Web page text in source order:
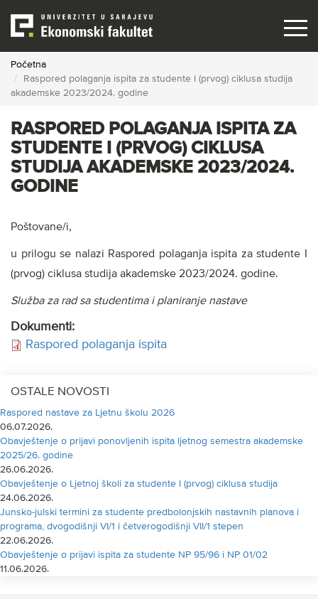
main
content
Početna
Raspored polaganja ispita za studente I (prvog) ciklusa studija
akademske 2023/2024. godine
RASPORED POLAGANJA ISPITA ZA
STUDENTE I (PRVOG) CIKLUSA
STUDIJA AKADEMSKE 2023/2024.
GODINE
Poštovane/i,
u prilogu se nalazi Raspored polaganja ispita za studente I
(prvog) ciklusa studija akademske 2023/2024. godine.
Služba za rad sa studentima i planiranje nastave
Dokumenti:
Raspored polaganja ispita
OSTALE NOVOSTI
Raspored nastave za Ljetnu školu 2026
06.07.2026.
Obavještenje o prijavi ponovljenih ispita ljetnog semestra akademske
2025/26. godine
26.06.2026.
Obavještenje o Ljetnoj školi za studente I (prvog) ciklusa studija
24.06.2026.
Junsko-julski termini za studente predbolonjskih nastavnih planova i
programa, dvogodišnji VI/1 i četverogodišnji VII/1 stepen
22.06.2026.
Obavještenje o prijavi ispita za studente NP 95/96 i NP 01/02
11.06.2026.